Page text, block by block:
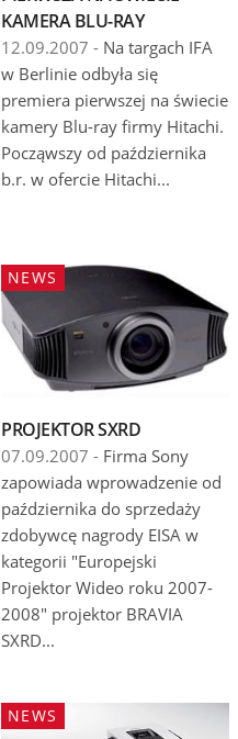
KAMERA BLU-RAY
12.09.2007 - Na targach IFA
w Berlinie odbyła się
premiera pierwszej na świecie
kamery Blu-ray firmy Hitachi.
Począwszy od października
b.r. w ofercie Hitachi...
PROJEKTOR SXRD
07.09.2007 - Firma Sony
zapowiada wprowadzenie od
października do sprzedaży
zdobywcę nagrody EISA w
kategorii "Europejski
Projektor Wideo roku 2007-
2008" projektor BRAVIA
SXRD...
NEWS
NEWS